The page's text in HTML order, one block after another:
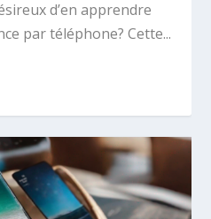
d’en apprendre
par téléphone? Cette...